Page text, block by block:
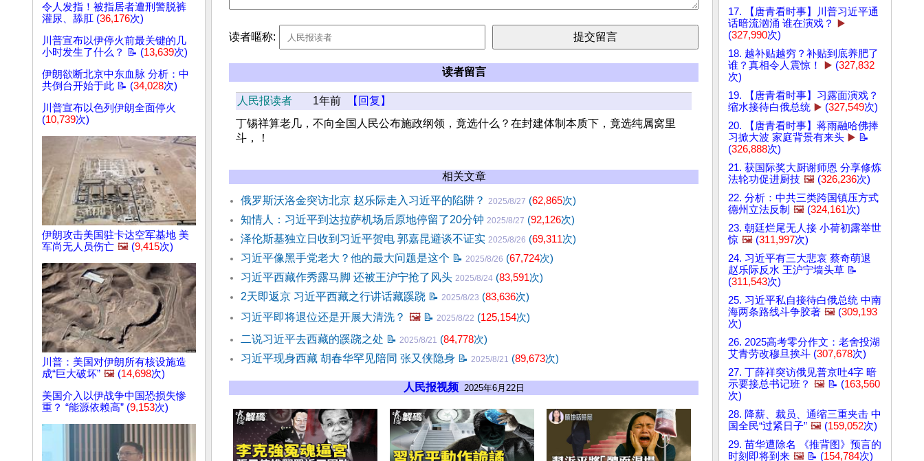
令人发指！被指居者遭刑警脱裤
灌尿、舔肛 (36,176次)
川普宣布以伊停火前最关键的几
小时发生了什么？ 📝 (13,639次)
伊朗欲断北京中东血脉 分析：中
共倒台开始于此 📝 (34,028次)
川普宣布以色列伊朗全面停火
(10,739次)
伊朗攻击美国驻卡达空军基地 美
军尚无人员伤亡 🖼️ (9,415次)
川普：美国对伊朗所有核设施造
成“巨大破坏” 🖼️ (14,698次)
美国介入以伊战争中国恐损失惨
重？ “能源依赖高” (9,153次)
读者暱称:
读者留言
人民报读者 1年前
【回复】
丁锡祥算老几，不向全国人民公布施政纲领，竟选什么？在封建体制本质下，竟选纯属窝里
斗，！
相关文章
俄罗斯沃洛金突访北京 赵乐际走入习近平的陷阱？ 2025/8/27 (62,865次)
知情人：习近平到达拉萨机场后原地停留了20分钟 2025/8/27 (92,126次)
泽伦斯基独立日收到习近平贺电 郭嘉昆避谈不证实 2025/8/26 (69,311次)
习近平像黑手党老大？他的最大问题是这个 📝 2025/8/26 (67,724次)
习近平西藏作秀露马脚 还被王沪宁抢了风头 2025/8/24 (83,591次)
2天即返京 习近平西藏之行讲话藏蹊跷 📝 2025/8/23 (83,636次)
习近平即将退位还是开展大清洗？ 🖼️ 📝 2025/8/22 (125,154次)
二说习近平去西藏的蹊跷之处 📝 2025/8/21 (84,778次)
习近平现身西藏 胡春华罕见陪同 张又侠隐身 📝 2025/8/21 (89,673次)
人民报视频 2025年6月22日
17. 【唐青看时事】川普习近平通
话暗流汹涌 谁在演戏？
▶️
(327,990次)
18. 越补贴越穷？补贴到底养肥了
谁？真相令人震惊！
▶️ (327,832
次)
19. 【唐青看时事】习露面演戏？
缩水接待白俄总统 ▶️ (327,549次)
20. 【唐青看时事】蒋雨融哈佛捧
习掀大波 家庭背景有来头 ▶️ 📝
(326,888次)
21. 获国际奖大厨谢师恩 分享修炼
法轮功促进厨技 🖼️ (326,236次)
22. 分析：中共三类跨国镇压方式
德州立法反制 🖼️ (324,161次)
23. 朝廷烂尾无人接 小荷初露举世
惊 🖼️ (311,997次)
24. 习近平有三大悲哀 蔡奇萌退
赵乐际反水 王沪宁墙头草 📝
(311,543次)
25. 习近平私自接待白俄总统 中南
海两条路线斗争胶著 🖼️ (309,193
次)
26. 2025高考零分作文：老舍投湖
艾青劳改穆旦挨斗 (307,678次)
27. 丁薛祥突访俄见普京吐4字 暗
示要接总书记班？ 🖼️ 📝 (163,560
次)
28. 降薪、裁员、通缩三重夹击 中
国全民“过紧日子” 🖼️ (159,052次)
29. 苗华遭除名 《推背图》预言的
时刻即将到来 🖼️ 📝 (154,784次)